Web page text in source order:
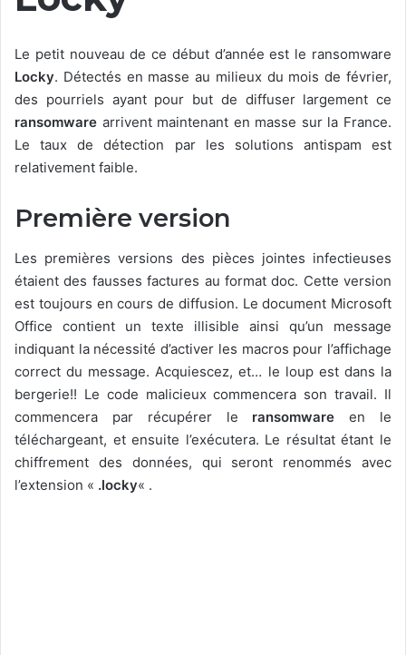
Le petit nouveau de ce début d’année est le ransomware
Locky. Détectés en masse au milieux du mois de février,
des pourriels ayant pour but de diffuser largement ce
ransomware arrivent maintenant en masse sur la France.
Le taux de détection par les solutions antispam est
relativement faible.
Première version
Les premières versions des pièces jointes infectieuses
étaient des fausses factures au format doc. Cette version
est toujours en cours de diffusion. Le document Microsoft
Office contient un texte illisible ainsi qu’un message
indiquant la nécessité d’activer les macros pour l’affichage
correct du message. Acquiescez, et… le loup est dans la
bergerie!! Le code malicieux commencera son travail. Il
commencera par récupérer le ransomware en le
téléchargeant, et ensuite l’exécutera. Le résultat étant le
chiffrement des données, qui seront renommés avec
l’extension « .locky« .